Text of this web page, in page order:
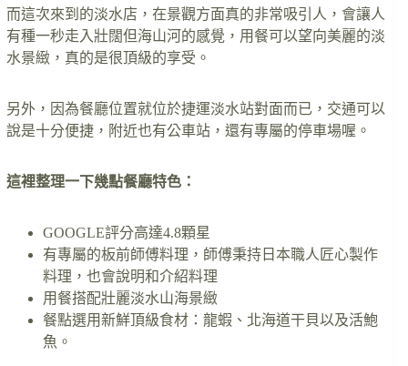
而這次來到的淡水店，在景觀方面真的非常吸引人，會讓人
有種一秒走入壯闊但海山河的感覺，用餐可以望向美麗的淡
水景緻，真的是很頂級的享受。
另外，因為餐廳位置就位於捷運淡水站對面而已，交通可以
說是十分便捷，附近也有公車站，還有專屬的停車場喔。
這裡整理一下幾點餐廳特色：
GOOGLE評分高達4.8顆星
有專屬的板前師傅料理，師傅秉持日本職人匠心製作
料理，也會說明和介紹料理
用餐搭配壯麗淡水山海景緻
餐點選用新鮮頂級食材：龍蝦、北海道干貝以及活鮑
魚。